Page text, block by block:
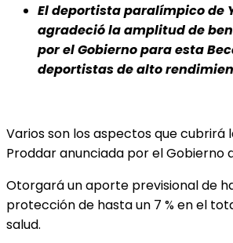
El deportista paralímpico de
agradeció la amplitud de
por el Gobierno para esta
deportistas de alto
Varios son los aspectos que cubrirá
Proddar anunciada por el Gobierno
Otorgará un aporte previsional de
protección de hasta un 7 % en el
salud.